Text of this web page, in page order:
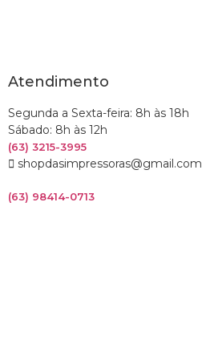
Atendimento
Segunda a Sexta-feira: 8h às 18h
Sábado: 8h às 12h
(63) 3215-3995
shopdasimpressoras@gmail.com
(63) 98414-0713